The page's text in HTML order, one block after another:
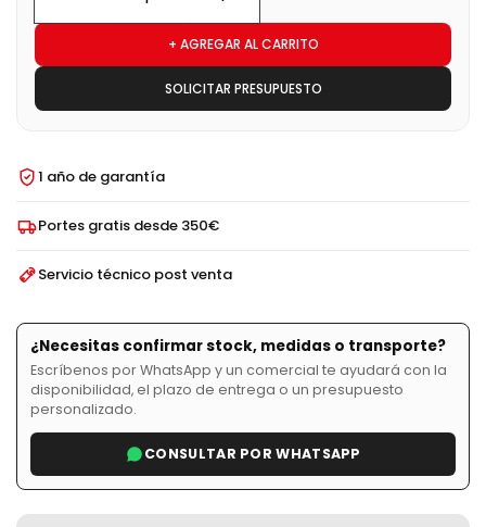
+ AGREGAR AL CARRITO
SOLICITAR PRESUPUESTO
1 año de garantía
Portes gratis desde 350€
Servicio técnico post venta
¿Necesitas confirmar stock, medidas o transporte?
Escríbenos por WhatsApp y un comercial te ayudará con la
disponibilidad, el plazo de entrega o un presupuesto
personalizado.
CONSULTAR POR WHATSAPP